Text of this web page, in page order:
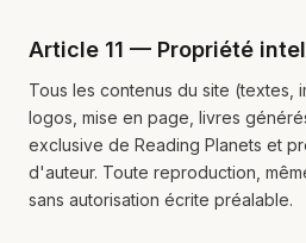
Article 11 — Propriété
Tous les contenus du site (textes,
logos, mise en page, livres
exclusive de Reading Planets et
d'auteur. Toute reproduction,
sans autorisation écrite préalable.